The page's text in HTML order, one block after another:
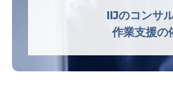
IIJのコンサ
作業支援の